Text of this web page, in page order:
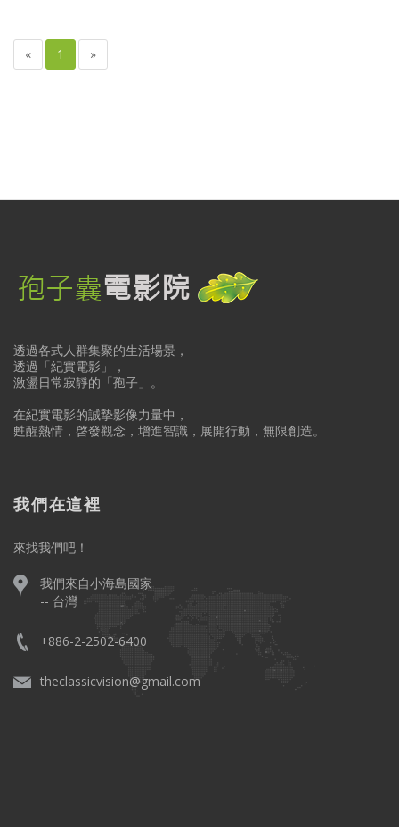
« 1 »
透過各式人群集聚的生活場景，
透過「紀實電影」，
激盪日常寂靜的「孢子」。
在紀實電影的誠摯影像力量中，
甦醒熱情，啓發觀念，增進智識，展開行動，無限創造。
我們在這裡
來找我們吧！
我們來自小海島國家
-- 台灣
+886-2-2502-6400
theclassicvision@gmail.com